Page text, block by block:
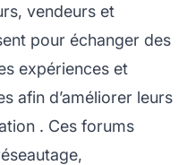
vendeurs et
pour échanger des
expériences et
afin d’améliorer leurs
. Ces forums